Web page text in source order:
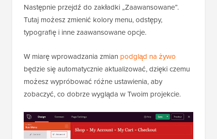
Następnie przejdź do zakładki „Zaawansowane”.
Tutaj możesz zmienić kolory menu, odstępy,
typografię i inne zaawansowane opcje.
W miarę wprowadzania zmian podgląd na żywo
będzie się automatycznie aktualizować, dzięki czemu
możesz wypróbować różne ustawienia, aby
zobaczyć, co dobrze wygląda w Twoim projekcie.